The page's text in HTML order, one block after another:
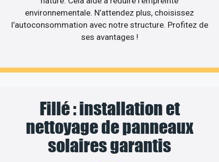
environnementale. N’attendez plus, choisissez
l’autoconsommation avec notre structure. Profitez de
ses avantages !
Fillé : installation et
nettoyage de panneaux
solaires garantis